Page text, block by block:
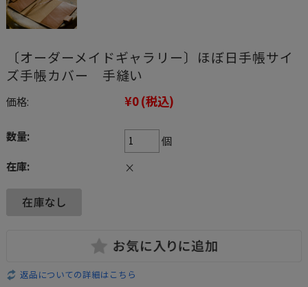
〔オーダーメイドギャラリー〕ほぼ日手帳サイ
ズ手帳カバー 手縫い
価格: ¥0(税込)
数量:
個
在庫:
×
返品についての詳細はこちら